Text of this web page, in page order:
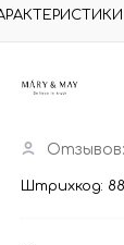
Штрихкод: